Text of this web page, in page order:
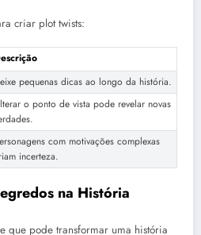
criar plot twists:
pequenas dicas ao longo da história.
o ponto de vista pode revelar novas
com motivações complexas
incerteza.
na História
que pode transformar uma história